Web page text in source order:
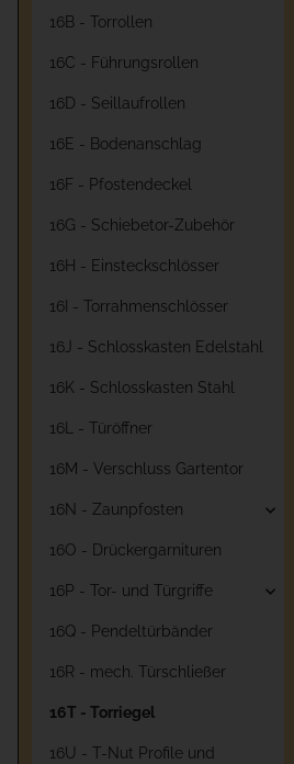
16B - Torrollen
16C - Führungsrollen
16D - Seillaufrollen
16E - Bodenanschlag
16F - Pfostendeckel
16G - Schiebetor-Zubehör
16H - Einsteckschlösser
16I - Torrahmenschlösser
16J - Schlosskasten Edelstahl
16K - Schlosskasten Stahl
16L - Türöffner
16M - Verschluss Gartentor
16N - Zaunpfosten
16O - Drückergarnituren
16P - Tor- und Türgriffe
16Q - Pendeltürbänder
16R - mech. Türschließer
16T - Torriegel
16U - T-Nut Profile und